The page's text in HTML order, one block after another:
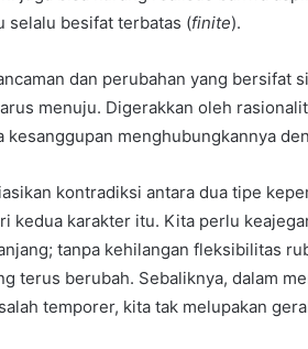
selalu besifat terbatas (finite).
dan perubahan yang bersifat
menuju. Digerakkan oleh
kesanggupan menghubungkannya
kontradiksi antara dua tipe
karakter itu. Kita perlu
tanpa kehilangan fleksibilitas
terus berubah. Sebaliknya, dalam
temporer, kita tak melupakan